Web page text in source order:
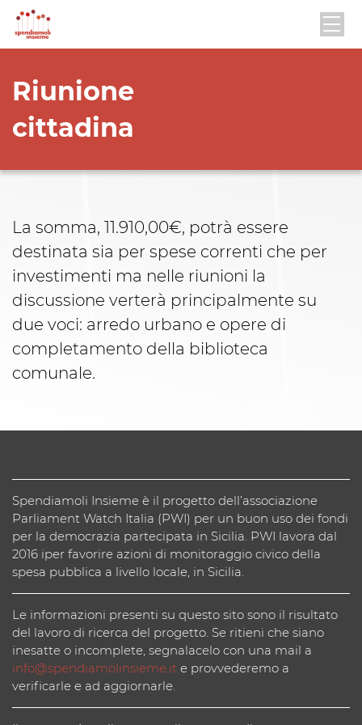
Riunione
cittadina
La somma, 11.910,00€, potrà essere
destinata sia per spese correnti che per
investimenti ma nelle riunioni la
discussione verterà principalmente su
due voci: arredo urbano e opere di
completamento della biblioteca
comunale.
Spendiamoli Insieme è il progetto dell’associazione
Parliament Watch Italia (PWI) per un buon uso dei fondi
per la democrazia partecipata in Sicilia. PWI lavora dal
2016 iper favorire azioni di monitoraggio civico della
spesa pubblica a livello locale, in Sicilia.
Le informazioni presenti su questo sito sono il risultato
del lavoro di ricerca del progetto. Se ritieni che siano
inesatte o incomplete, segnalacelo con una mail a
info@spendiamolinsieme.it e provvederemo a
verificarle e ad aggiornarle.